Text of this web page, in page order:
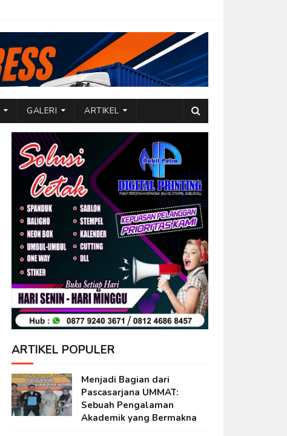
GALERI ARTIKEL
ARTIKEL POPULER
Menjadi Bagian dari
Pascasarjana UMMAT:
Sebuah Pengalaman
Akademik yang Bermakna